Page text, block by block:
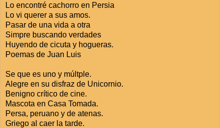
Lo encontré cachorro en Persia
Lo vi querer a sus amos.
Pasar de una vida a otra
Simpre buscando verdades
Huyendo de cicuta y hogueras.
Poemas de Juan Luis
Se que es uno y múltple.
Alegre en su disfraz de Unicornio.
Benigno crítico de cine.
Mascota en Casa Tomada.
Persa, peruano y de atenas.
Griego al caer la tarde.